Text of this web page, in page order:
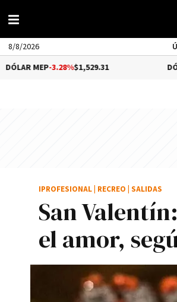
8/8/2026
-3.28%$1,529.31 -
San
el amor,
IPROFESIONAL RECREO SALIDAS